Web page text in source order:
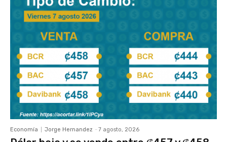
Economía Jorge Hernandez - 7 agosto, 2026